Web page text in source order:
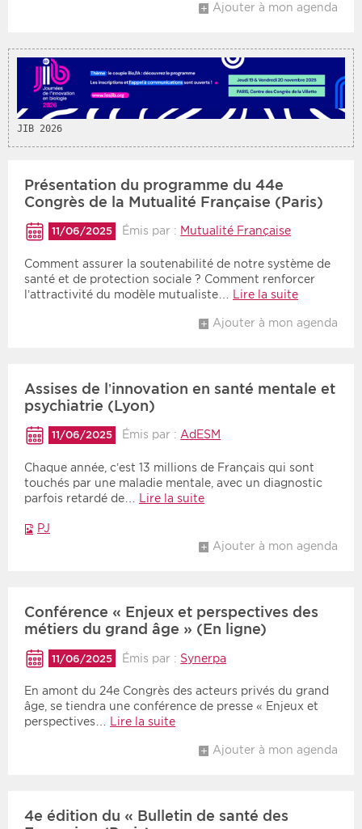
Ajouter à mon agenda
JIB 2026
Présentation du programme du 44e
Congrès de la Mutualité Française (Paris)
11/06/2025 Émis par : Mutualité Française
Comment assurer la soutenabilité de notre système de
santé et de protection sociale ? Comment renforcer
l’attractivité du modèle mutualiste…
Lire la suite
Ajouter à mon agenda
Assises de l’innovation en santé mentale et
psychiatrie (Lyon)
11/06/2025 Émis par :AdESM
Chaque année, c’est 13 millions de Français qui sont
touchés par une maladie mentale, avec un diagnostic
parfois retardé de…
Lire la suite
PJ
Ajouter à mon agenda
Conférence « Enjeux et perspectives des
métiers du grand âge » (En ligne)
11/06/2025 Émis par : Synerpa
En amont du 24e Congrès des acteurs privés du grand
âge, se tiendra une conférence de presse « Enjeux et
perspectives… Lire la suite
Ajouter à mon agenda
4e édition du « Bulletin de santé des